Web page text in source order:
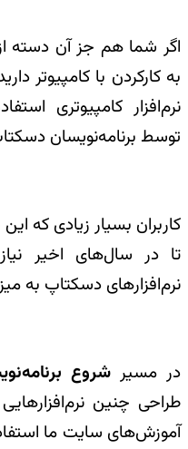
اگر شما هم جز آن دسته
نرم‌افزار کامپیوتری
توسط برنامه‌نویسان
کاربران بسیار زیادی که
تا در سال‌های اخیر
نرم‌افزارهای دسکتاپ به
در مسیر شروع
طراحی چنین
آموزش‌های سایت ما